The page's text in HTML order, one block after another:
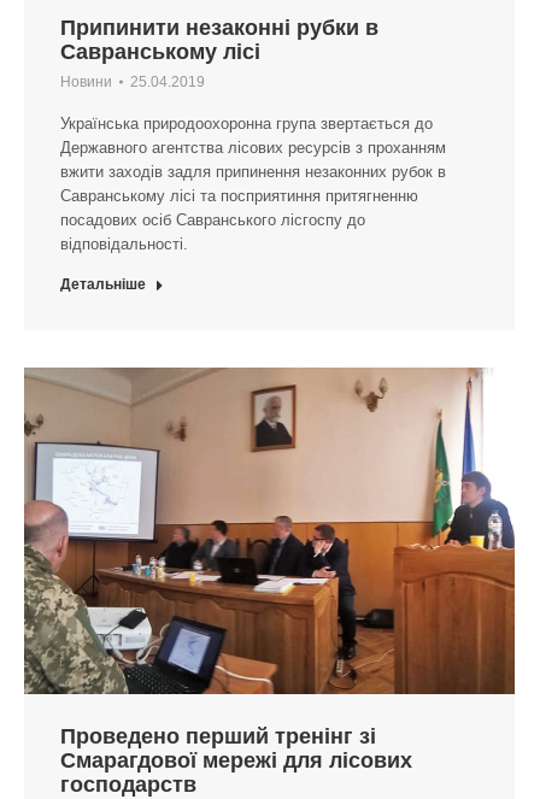
Припинити незаконні рубки в
Савранському лісі
Новини 25.04.2019
Українська природоохоронна група звертається до
Державного агентства лісових ресурсів з проханням
вжити заходів задля припинення незаконних рубок в
Савранському лісі та посприятиння притягненню
посадових осіб Савранського лісгоспу до
відповідальності.
Детальніше
Проведено перший тренінг зі
Смарагдової мережі для лісових
господарств